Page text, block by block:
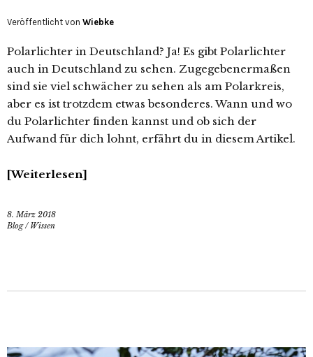
Veröffentlicht von Wiebke
Polarlichter in Deutschland? Ja! Es gibt Polarlichter
auch in Deutschland zu sehen. Zugegebenermaßen
sind sie viel schwächer zu sehen als am Polarkreis,
aber es ist trotzdem etwas besonderes. Wann und wo
du Polarlichter finden kannst und ob sich der
Aufwand für dich lohnt, erfährt du in diesem Artikel.
Weiterlesen
8. März 2018
Blog/ Wissen